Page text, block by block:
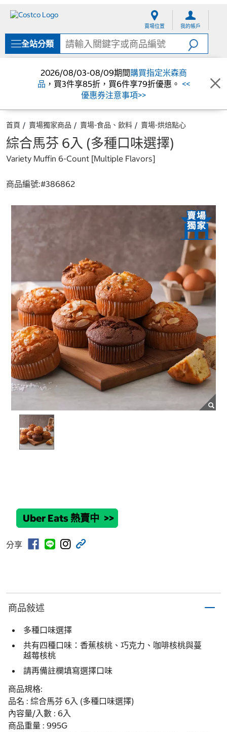
單
賣場位置 我的帳戶
全站分類
2026/08/03-08/09期間購買指定米森商
品 ，買3件享85折，買6件享79折優惠。 <<
優惠券注意事項>>
首頁 賣場獨家商品 賣場-食品、飲料 賣場-烘焙點心
綜合馬芬 6入 (多種口味選擇)
Variety Muffin 6-Count [Multiple Flavors]
商品編號:#386862
Uber Eats 熱賣中 >>
分享
商品敍述
多種口味選擇
共有四種口味：香蕉核桃、巧克力、咖啡核桃與蔓
越莓核桃
請再備註欄填寫選擇口味
商品規格:
品名 : 綜合馬芬 6入 (多種口味選擇)
內容量/入數 : 6入
商品重量 : 995G